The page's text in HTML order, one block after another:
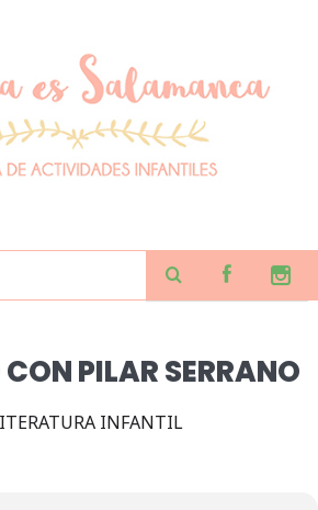
PILAR SERRANO
INFANTIL